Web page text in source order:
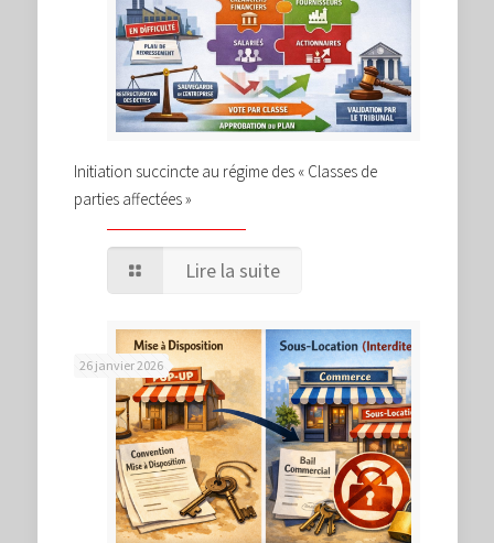
Initiation succincte au régime des « Classes de
parties affectées »
Lire la suite
26 janvier 2026